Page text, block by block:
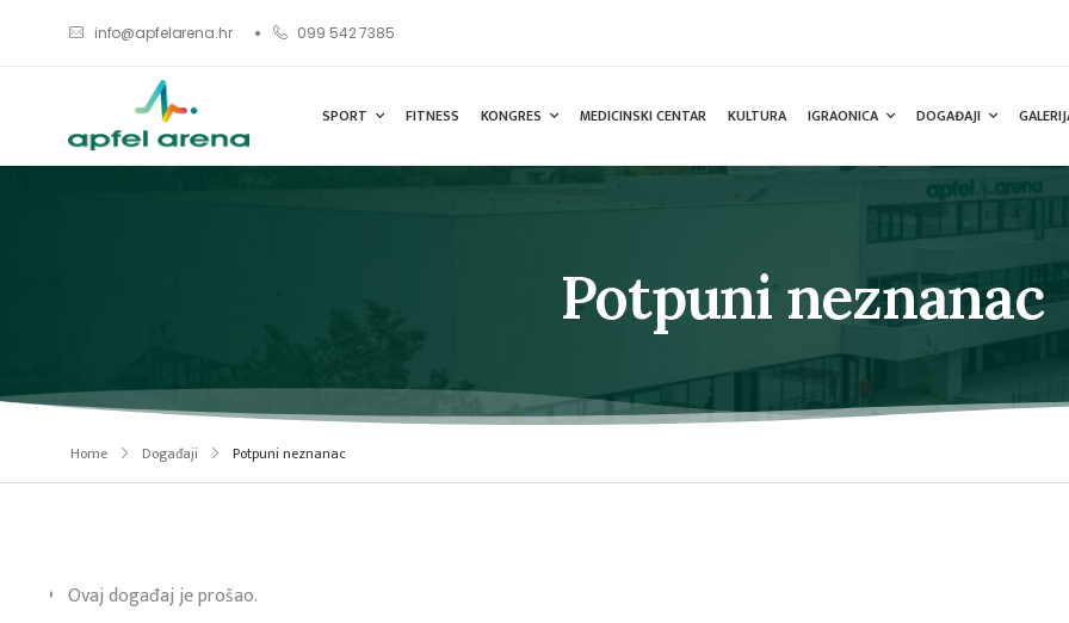
info@apfelarena.hr 099 542 7385
SPORT FITNESS KONGRES MEDICINSKI CENTAR KULTURA IGRAONICA DOGAĐAJI
Potpuni neznanac
Home Događaji Potpuni neznanac
Ovaj događaj je prošao.